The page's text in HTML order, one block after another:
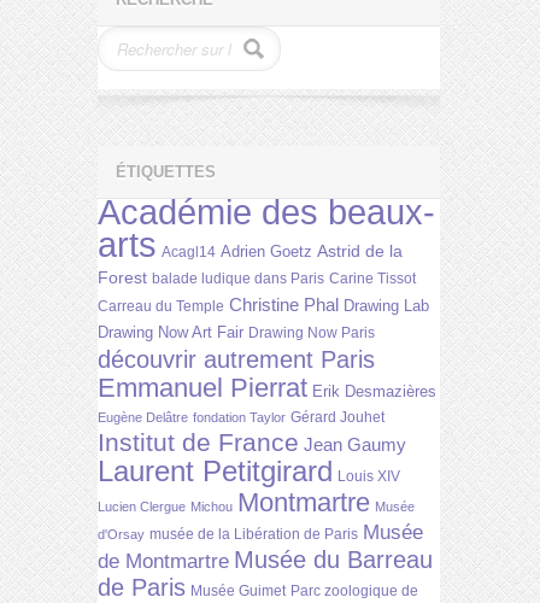
ÉTIQUETTES
Académie des beaux-
arts Acagl14 Adrien Goetz Astrid de la
Forest balade ludique dans Paris Carine Tissot
Carreau du Temple Christine Phal Drawing Lab
Drawing Now Art Fair Drawing Now Paris
découvrir autrement Paris
Emmanuel Pierrat Erik Desmazières
Eugène Delâtre fondation Taylor Gérard Jouhet
Institut de France Jean Gaumy
Laurent Petitgirard Louis XIV
Lucien Clergue Michou Montmartre Musée
d'Orsay musée de la Libération de Paris Musée
de Montmartre Musée du Barreau
de Paris Musée Guimet Parc zoologique de